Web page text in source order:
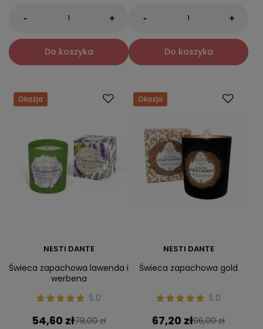
- +
Do koszyka
- +
Do koszyka
Okazja
NESTI DANTE
Świeca zapachowa lawenda i
werbena
5.0
54,60 zł78,00 zł
Okazja
NESTI DANTE
Świeca zapachowa gold
5.0
67,20 zł96,00 zł